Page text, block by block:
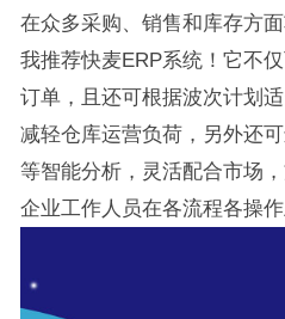
在众多采购、销售和库存方
我推荐快麦ERP系统！它不
订单，且还可根据波次计划
减轻仓库运营负荷，另外还
等智能分析，灵活配合市场
企业工作人员在各流程各操作